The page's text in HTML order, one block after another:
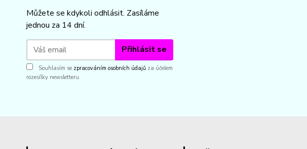
Můžete se kdykoli odhlásit. Zasíláme
jednou za 14 dní.
Přihlásit se
Souhlasím se zpracováním osobních údajů za účelem
rozesílky newsletteru.